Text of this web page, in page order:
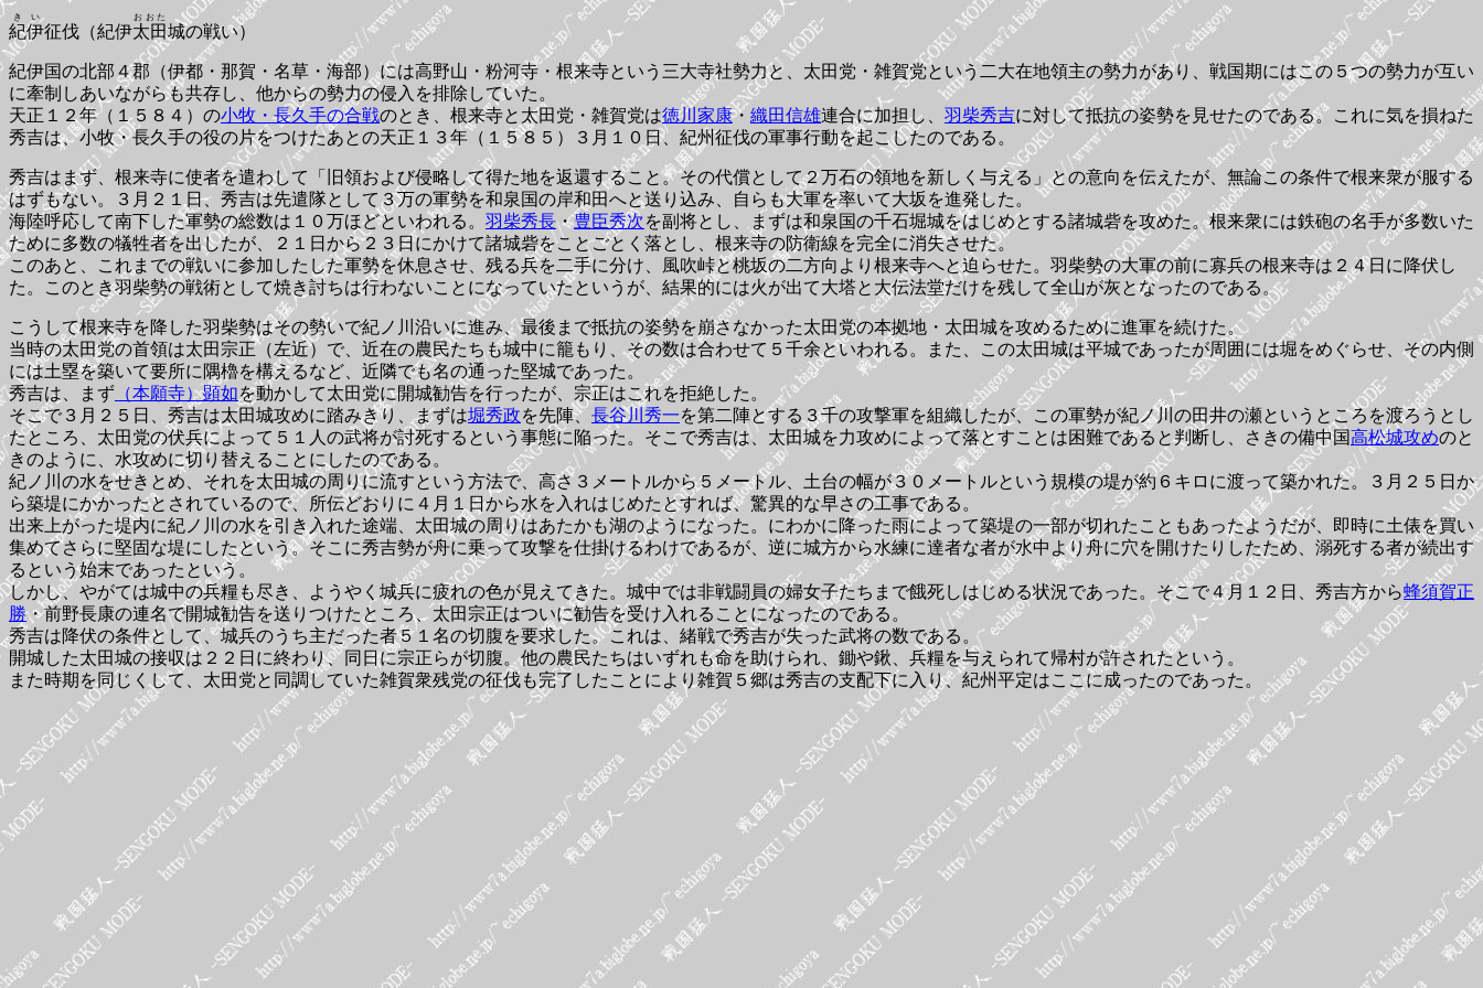
紀伊
きい
征伐（紀伊太田
おおた
城の戦い）
紀伊国の北部４郡（伊都・那賀・名草・海部）には高野山・粉河寺・根来寺という三大寺社勢力と、太田党・雑賀党という二大在地領主の勢力があり、戦国期にはこの５つの勢力が互い
に牽制しあいながらも共存し、他からの勢力の侵入を排除していた。
天正１２年（１５８４）の小牧・長久手の合戦のとき、根来寺と太田党・雑賀党は徳川家康・ 織田信雄連合に加担し、 羽柴秀吉に対して抵抗の姿勢を見せたのである。これに気を損ねた
秀吉は、小牧・長久手の役の片をつけたあとの天正１３年（１５８５）３月１０日、紀州征伐の軍事行動を起こしたのである。
秀吉はまず、根来寺に使者を遣わして「旧領および侵略して得た地を返還すること。その代償として２万石の領地を新しく与える」との意向を伝えたが、無論この条件で根来衆が服する
はずもない。３月２１日、秀吉は先遣隊として３万の軍勢を和泉国の岸和田へと送り込み、自らも大軍を率いて大坂を進発した。
海陸呼応して南下した軍勢の総数は１０万ほどといわれる。 羽柴秀長 ・豊臣秀次を副将とし、まずは和泉国の千石堀城をはじめとする諸城砦を攻めた。根来衆には鉄砲の名手が多数いた
ために多数の犠牲者を出したが、２１日から２３日にかけて諸城砦をことごとく落とし、根来寺の防衛線を完全に消失させた。
このあと、これまでの戦いに参加したした軍勢を休息させ、残る兵を二手に分け、風吹峠と桃坂の二方向より根来寺へと迫らせた。羽柴勢の大軍の前に寡兵の根来寺は２４日に降伏し
た。このとき羽柴勢の戦術として焼き討ちは行わないことになっていたというが、結果的には火が出て大塔と大伝法堂だけを残して全山が灰となったのである。
こうして根来寺を降した羽柴勢はその勢いで紀ノ川沿いに進み、最後まで抵抗の姿勢を崩さなかった太田党の本拠地・太田城を攻めるために進軍を続けた。
当時の太田党の首領は太田宗正（左近）で、近在の農民たちも城中に籠もり、その数は合わせて５千余といわれる。また、この太田城は平城であったが周囲には堀をめぐらせ、その内側
には土塁を築いて要所に隅櫓を構えるなど、近隣でも名の通った堅城であった。
秀吉は、まず （本願寺）顕如を動かして太田党に開城勧告を行ったが、宗正はこれを拒絶した。
そこで３月２５日、秀吉は太田城攻めに踏みきり、まずは堀秀政を先陣、 長谷川秀一を第二陣とする３千の攻撃軍を組織したが、この軍勢が紀ノ川の田井の瀬というところを渡ろうとし
たところ、太田党の伏兵によって５１人の武将が討死するという事態に陥った。そこで秀吉は、太田城を力攻めによって落とすことは困難であると判断し、さきの備中国高松城攻めのと
きのように、水攻めに切り替えることにしたのである。
紀ノ川の水をせきとめ、それを太田城の周りに流すという方法で、高さ３メートルから５メートル、土台の幅が３０メートルという規模の堤が約６キロに渡って築かれた。３月２５日か
ら築堤にかかったとされているので、所伝どおりに４月１日から水を入れはじめたとすれば、驚異的な早さの工事である。
出来上がった堤内に紀ノ川の水を引き入れた途端、太田城の周りはあたかも湖のようになった。にわかに降った雨によって築堤の一部が切れたこともあったようだが、即時に土俵を買い
集めてさらに堅固な堤にしたという。そこに秀吉勢が舟に乗って攻撃を仕掛けるわけであるが、逆に城方から水練に達者な者が水中より舟に穴を開けたりしたため、溺死する者が続出す
るという始末であったという。
しかし、やがては城中の兵糧も尽き、ようやく城兵に疲れの色が見えてきた。城中では非戦闘員の婦女子たちまで餓死しはじめる状況であった。そこで４月１２日、秀吉方から蜂須賀正
勝・前野長康の連名で開城勧告を送りつけたところ、太田宗正はついに勧告を受け入れることになったのである。
秀吉は降伏の条件として、城兵のうち主だった者５１名の切腹を要求した。これは、緒戦で秀吉が失った武将の数である。
開城した太田城の接収は２２日に終わり、同日に宗正らが切腹。他の農民たちはいずれも命を助けられ、鋤や鍬、兵糧を与えられて帰村が許されたという。
また時期を同じくして、太田党と同調していた雑賀衆残党の征伐も完了したことにより雑賀５郷は秀吉の支配下に入り、紀州平定はここに成ったのであった。